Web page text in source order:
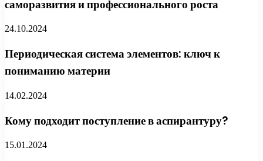
саморазвития и профессионального роста
24.10.2024
Периодическая система элементов: ключ к
пониманию материи
14.02.2024
Кому подходит поступление в аспирантуру?
15.01.2024